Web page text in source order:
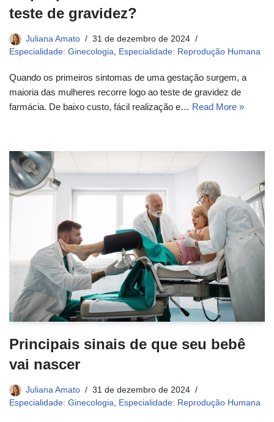
teste de gravidez?
Juliana Amato
31 de dezembro de 2024
Especialidade: Ginecologia, Especialidade: Reprodução Humana
Quando os primeiros sintomas de uma gestação surgem, a
maioria das mulheres recorre logo ao teste de gravidez de
farmácia. De baixo custo, fácil realização e… Read More »
Principais sinais de que seu bebê
vai nascer
Juliana Amato
31 de dezembro de 2024
Especialidade: Ginecologia, Especialidade: Reprodução Humana